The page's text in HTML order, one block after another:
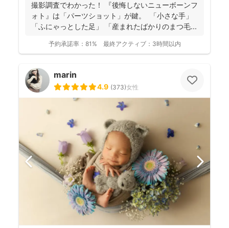
撮影調査でわかった！ 『後悔しないニューボーンフ
ォト』は「パーツショット」が鍵。 「小さな手」
「ふにゃっとした足」 「産まれたばかりのまつ毛...
予約承諾率： 81% 最終アクティブ： 3時間以内
marin
4.9 (373)女性